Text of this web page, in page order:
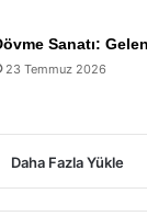
Sanatı:
23 Temmuz 2026
Daha Fazla Yükle